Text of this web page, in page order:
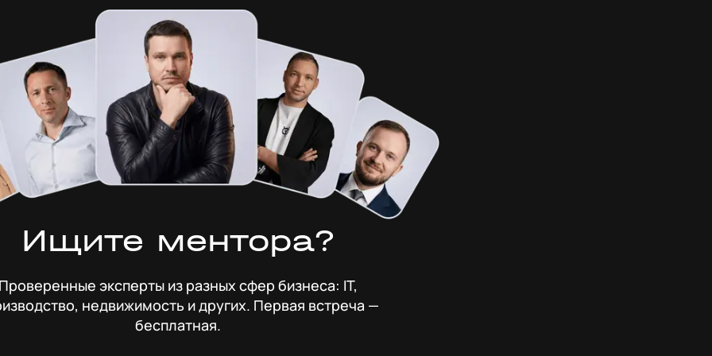
Ищите ментора?
эксперты из разных сфер бизнеса: IT,
недвижимость и других. Первая встреча —
бесплатная.